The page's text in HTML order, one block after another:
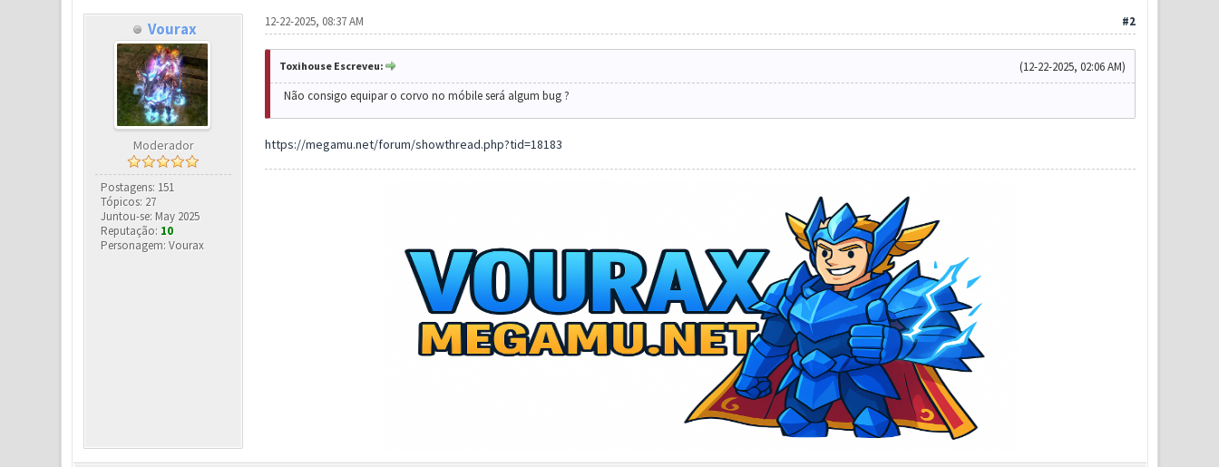
Vourax
Moderador
Postagens: 151
Tópicos: 27
Juntou-se: May 2025
Reputação: 10
Personagem: Vourax
#2
12-22-2025, 08:37 AM
(12-22-2025, 02:06 AM)
Toxihouse Escreveu:
Não consigo equipar o corvo no móbile será algum bug ?
https://megamu.net/forum/showthread.php?tid=18183